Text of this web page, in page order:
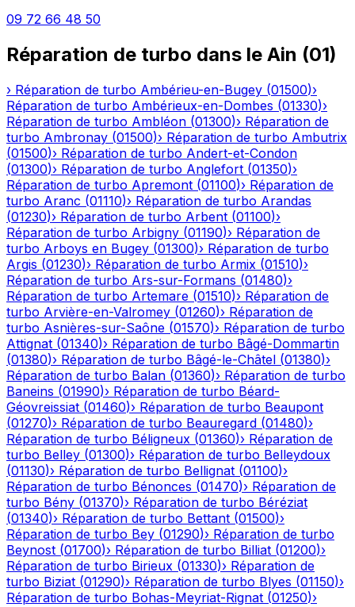
09 72 66 48 50
Réparation de turbo dans le Ain (01)
› Réparation de turbo Ambérieu-en-Bugey (01500)›
Réparation de turbo Ambérieux-en-Dombes (01330)›
Réparation de turbo Ambléon (01300)› Réparation de
turbo Ambronay (01500)› Réparation de turbo Ambutrix
(01500)› Réparation de turbo Andert-et-Condon
(01300)› Réparation de turbo Anglefort (01350)›
Réparation de turbo Apremont (01100)› Réparation de
turbo Aranc (01110)› Réparation de turbo Arandas
(01230)› Réparation de turbo Arbent (01100)›
Réparation de turbo Arbigny (01190)› Réparation de
turbo Arboys en Bugey (01300)› Réparation de turbo
Argis (01230)› Réparation de turbo Armix (01510)›
Réparation de turbo Ars-sur-Formans (01480)›
Réparation de turbo Artemare (01510)› Réparation de
turbo Arvière-en-Valromey (01260)› Réparation de
turbo Asnières-sur-Saône (01570)› Réparation de turbo
Attignat (01340)› Réparation de turbo Bâgé-Dommartin
(01380)› Réparation de turbo Bâgé-le-Châtel (01380)›
Réparation de turbo Balan (01360)› Réparation de turbo
Baneins (01990)› Réparation de turbo Béard-
Géovreissiat (01460)› Réparation de turbo Beaupont
(01270)› Réparation de turbo Beauregard (01480)›
Réparation de turbo Béligneux (01360)› Réparation de
turbo Belley (01300)› Réparation de turbo Belleydoux
(01130)› Réparation de turbo Bellignat (01100)›
Réparation de turbo Bénonces (01470)› Réparation de
turbo Bény (01370)› Réparation de turbo Béréziat
(01340)› Réparation de turbo Bettant (01500)›
Réparation de turbo Bey (01290)› Réparation de turbo
Beynost (01700)› Réparation de turbo Billiat (01200)›
Réparation de turbo Birieux (01330)› Réparation de
turbo Biziat (01290)› Réparation de turbo Blyes (01150)›
Réparation de turbo Bohas-Meyriat-Rignat (01250)›